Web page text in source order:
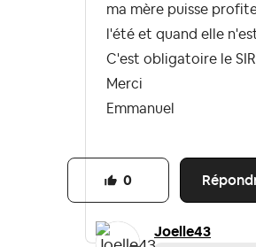
ma mère puisse
l'été et quand elle
C'est obligatoire le
Merci
Emmanuel
0
Joelle43